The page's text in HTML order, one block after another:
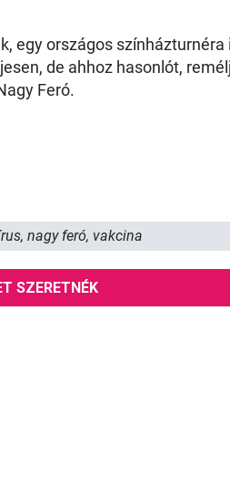
egy országos színházturnéra
de ahhoz hasonlót,
Feró.
, nagy feró, vakcina
SZERETNÉK